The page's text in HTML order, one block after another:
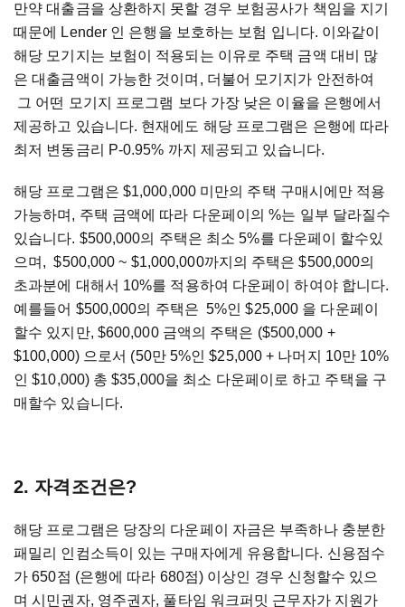
만약 대출금을 상환하지 못할 경우 보험공사가 책임을 지기
때문에 Lender 인 은행을 보호하는 보험 입니다. 이와같이
해당 모기지는 보험이 적용되는 이유로 주택 금액 대비 많
은 대출금액이 가능한 것이며, 더불어 모기지가 안전하여
그 어떤 모기지 프로그램 보다 가장 낮은 이율을 은행에서
제공하고 있습니다. 현재에도 해당 프로그램은 은행에 따라
최저 변동금리 P-0.95% 까지 제공되고 있습니다.
해당 프로그램은 $1,000,000 미만의 주택 구매시에만 적용
가능하며, 주택 금액에 따라 다운페이의 %는 일부 달라질수
있습니다. $500,000의 주택은 최소 5%를 다운페이 할수있
으며, $500,000 ~ $1,000,000까지의 주택은 $500,000의
초과분에 대해서 10%를 적용하여 다운페이 하여야 합니다.
예를들어 $500,000의 주택은 5%인 $25,000 을 다운페이
할수 있지만, $600,000 금액의 주택은 ($500,000 +
$100,000) 으로서 (50만 5%인 $25,000 + 나머지 10만 10%
인 $10,000) 총 $35,000을 최소 다운페이로 하고 주택을 구
매할수 있습니다.
2. 자격조건은?
해당 프로그램은 당장의 다운페이 자금은 부족하나 충분한
패밀리 인컴소득이 있는 구매자에게 유용합니다. 신용점수
가 650점 (은행에 따라 680점) 이상인 경우 신청할수 있으
며 시민권자, 영주권자, 풀타임 워크퍼밋 근무자가 지원가